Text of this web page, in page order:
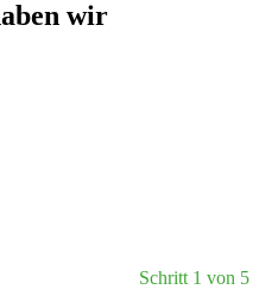
wir
Schritt 1 von 5